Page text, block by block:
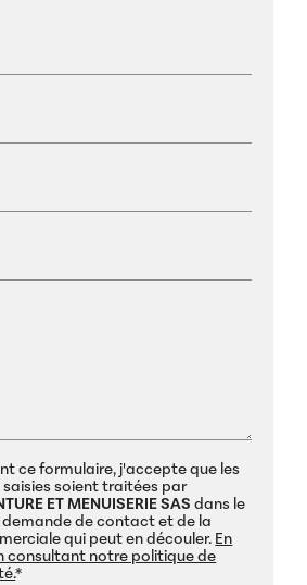
ce formulaire, j'accepte que les
soient traitées par
ET MENUISERIE SAS dans le
de contact et de la
qui peut en découler. En
consultant notre politique de
*